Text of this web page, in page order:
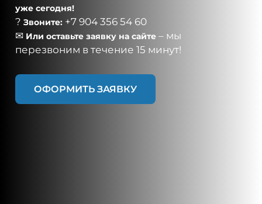
уже сегодня!
? Звоните: +7 904 356 54 60
✉ Или оставьте заявку на сайте – мы
перезвоним в течение 15 минут!
ОФОРМИТЬ ЗАЯВКУ